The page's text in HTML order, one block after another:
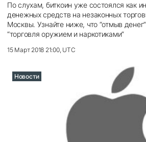
По слухам, биткоин уже состоялся как
денежных средств на незаконных
Москвы. Узнайте ниже, что “отмыв
“торговля оружием и наркотиками”
15 Март 2018 21:00, UTC
Новости